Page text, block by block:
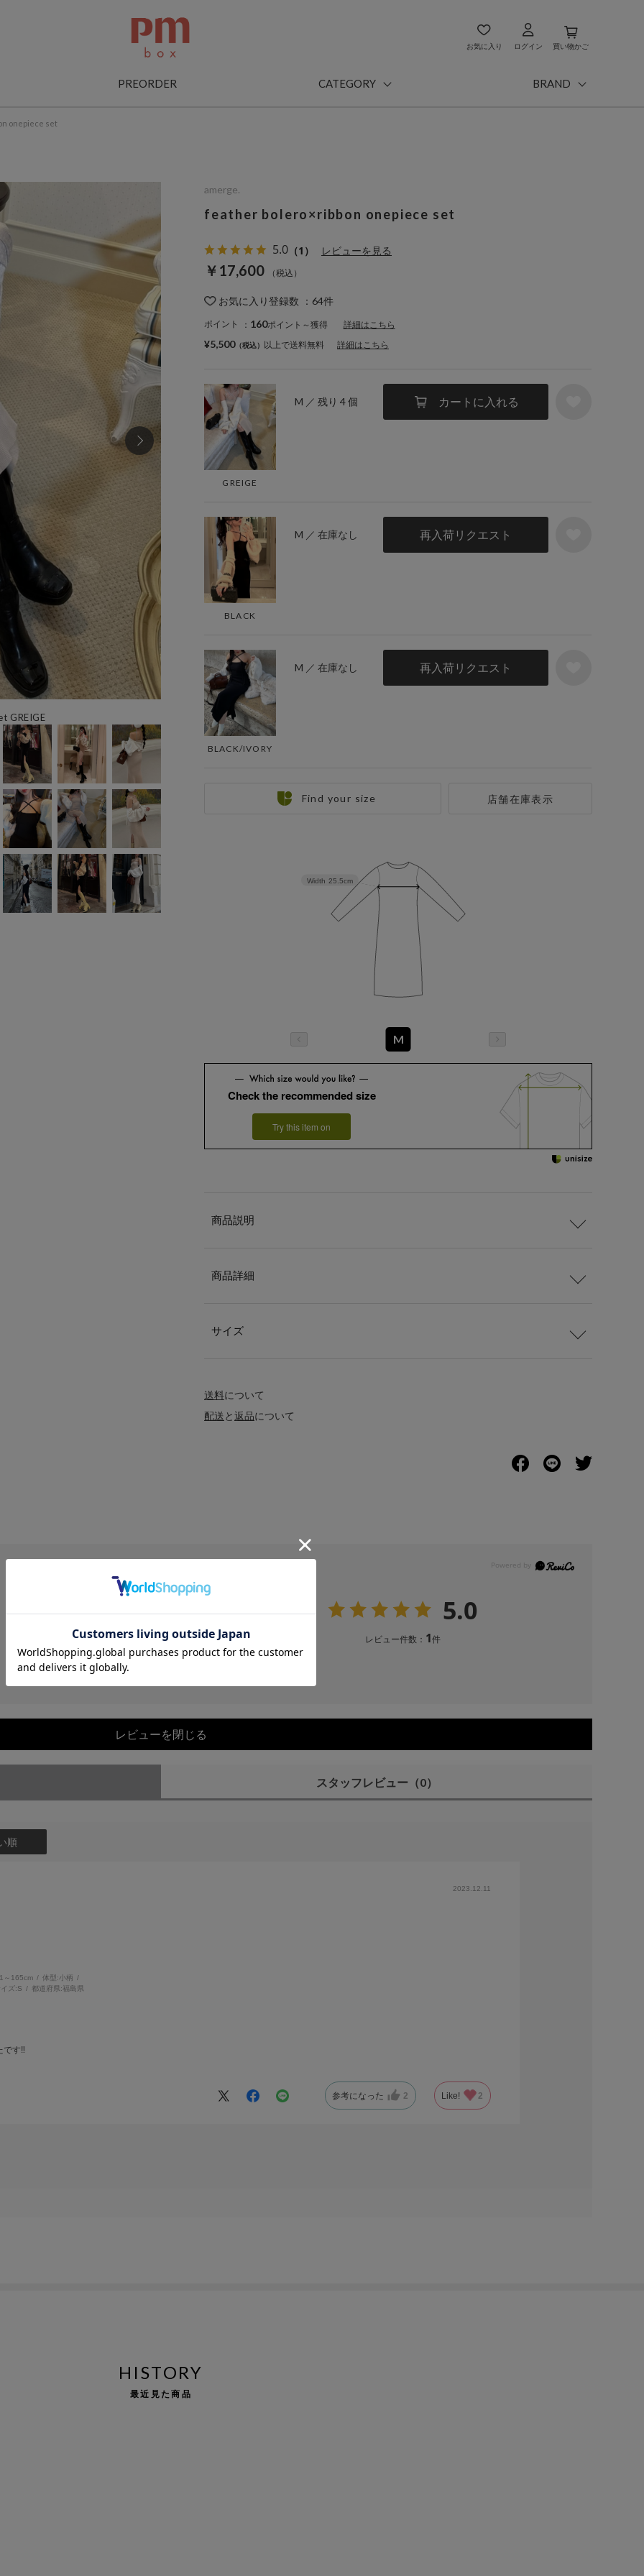
お気に入り ログイン 買い物かご
PREORDER CATEGORY BRAND
onepiece set
GREIGE
feather bolero×ribbon onepiece set
5.0 （1） レビューを見る
￥17,600
お気に入り登録数 ： 64件
ポイント ： 160ポイント～獲得 詳細はこちら
GREIGE
M ／ 残り 4 個 カートに入れる
BLACK
M ／ 在庫なし 再入荷リクエスト
BLACK/IVORY
M ／ 在庫なし 再入荷リクエスト
店舗在庫表示
amerge.
¥5,500 以上で送料無料 詳細はこちら
Find your size
Width 25.5cm
M
Check the recommended size
Try this item on
商品説明
商品詳細
サイズ
送料について
配送と返品について
5.0
レビュー件数： 1件
レビューを閉じる
スタッフレビュー （0）
順
2023.12.11
～165cm 体型:小柄
ズ:S 都道府県:福島県
です‼︎
参考になった 2 Like! 2
HISTORY
最近見た商品